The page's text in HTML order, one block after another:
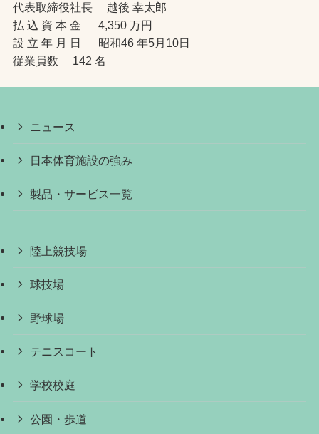
代表取締役社長 越後 幸太郎
払 込 資 本 金 4,350 万円
設 立 年 月 日 昭和46 年5月10日
従業員数 142 名
ニュース
日本体育施設の強み
製品・サービス一覧
陸上競技場
球技場
野球場
テニスコート
学校校庭
公園・歩道